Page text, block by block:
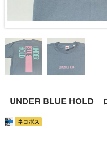
UNDER BLUE HOLD